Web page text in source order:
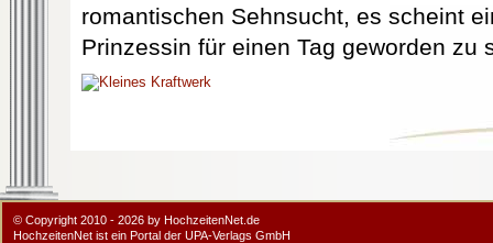
romantischen Sehnsucht, es scheint
Prinzessin für einen Tag geworden zu
© Copyright 2010 - 2026 by HochzeitenNet.de
HochzeitenNet ist ein Portal der UPA-Verlags GmbH